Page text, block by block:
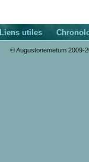
Liens utiles
© Augustonemetum 2009-